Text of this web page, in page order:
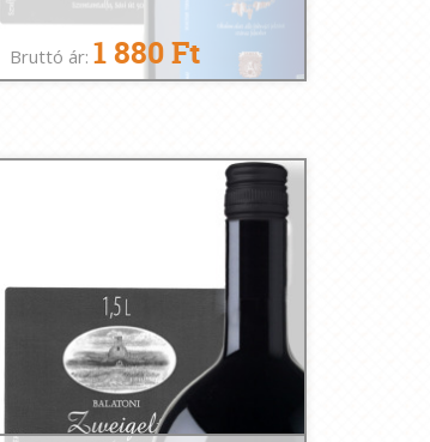
Bruttó ár: 1 880 Ft